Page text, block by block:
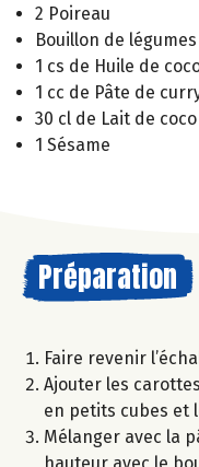
2 Poireau
Bouillon de légumes
1 cs de Huile de
1 cc de Pâte de
30 cl de Lait de coco
1 Sésame
Préparation
Faire revenir
Ajouter les
en petits cubes et
Mélanger avec la